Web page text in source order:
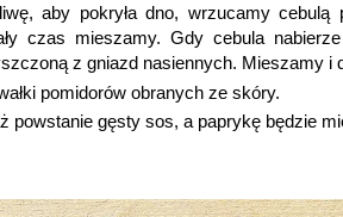
aby pokryła dno, wrzucamy
czas mieszamy. Gdy cebula
z gniazd nasiennych. Mieszamy i
pomidorów obranych ze skóry.
powstanie gęsty sos, a paprykę będzie